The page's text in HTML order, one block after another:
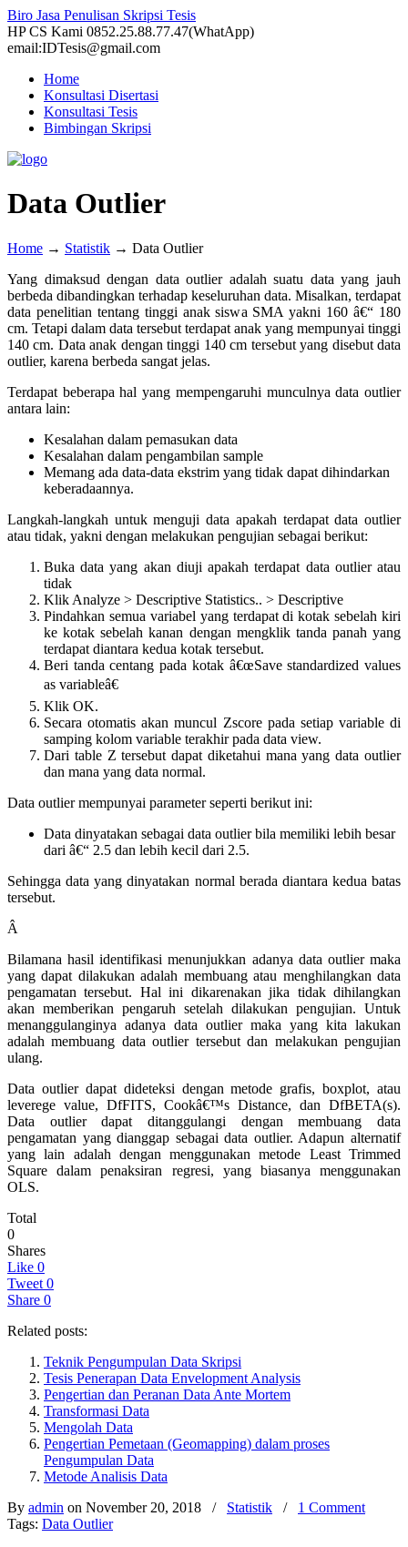
Biro Jasa Penulisan Skripsi Tesis
HP CS Kami 0852.25.88.77.47(WhatApp)
email:IDTesis@gmail.com
Home
Konsultasi Disertasi
Konsultasi Tesis
Bimbingan Skripsi
Data Outlier
Home → Statistik → Data Outlier
Yang dimaksud dengan data outlier adalah suatu data yang jauh
berbeda dibandingkan terhadap keseluruhan data. Misalkan, terdapat
data penelitian tentang tinggi anak siswa SMA yakni 160 â€“ 180
cm. Tetapi dalam data tersebut terdapat anak yang mempunyai tinggi
140 cm. Data anak dengan tinggi 140 cm tersebut yang disebut data
outlier, karena berbeda sangat jelas.
Terdapat beberapa hal yang mempengaruhi munculnya data outlier
antara lain:
Kesalahan dalam pemasukan data
Kesalahan dalam pengambilan sample
Memang ada data-data ekstrim yang tidak dapat dihindarkan
keberadaannya.
Langkah-langkah untuk menguji data apakah terdapat data outlier
atau tidak, yakni dengan melakukan pengujian sebagai berikut:
Buka data yang akan diuji apakah terdapat data outlier atau
tidak
Klik Analyze > Descriptive Statistics.. > Descriptive
Pindahkan semua variabel yang terdapat di kotak sebelah kiri
ke kotak sebelah kanan dengan mengklik tanda panah yang
terdapat diantara kedua kotak tersebut.
Beri tanda centang pada kotak â€œSave standardized values
as variableâ€
Klik OK.
Secara otomatis akan muncul Zscore pada setiap variable di
samping kolom variable terakhir pada data view.
Dari table Z tersebut dapat diketahui mana yang data outlier
dan mana yang data normal.
Data outlier mempunyai parameter seperti berikut ini:
Data dinyatakan sebagai data outlier bila memiliki lebih besar
dari â€“ 2.5 dan lebih kecil dari 2.5.
Sehingga data yang dinyatakan normal berada diantara kedua batas
tersebut.
Â
Bilamana hasil identifikasi menunjukkan adanya data outlier maka
yang dapat dilakukan adalah membuang atau menghilangkan data
pengamatan tersebut. Hal ini dikarenakan jika tidak dihilangkan
akan memberikan pengaruh setelah dilakukan pengujian. Untuk
menanggulanginya adanya data outlier maka yang kita lakukan
adalah membuang data outlier tersebut dan melakukan pengujian
ulang.
Data outlier dapat dideteksi dengan metode grafis, boxplot, atau
leverege value, DfFITS, Cookâ€™s Distance, dan DfBETA(s).
Data outlier dapat ditanggulangi dengan membuang data
pengamatan yang dianggap sebagai data outlier. Adapun alternatif
yang lain adalah dengan menggunakan metode Least Trimmed
Square dalam penaksiran regresi, yang biasanya menggunakan
OLS.
Total
0
Shares
Like 0
Tweet 0
Share 0
Related posts:
Teknik Pengumpulan Data Skripsi
Tesis Penerapan Data Envelopment Analysis
Pengertian dan Peranan Data Ante Mortem
Transformasi Data
Mengolah Data
Pengertian Pemetaan (Geomapping) dalam proses
Pengumpulan Data
Metode Analisis Data
By admin on November 20, 2018 / Statistik / 1 Comment
Tags: Data Outlier